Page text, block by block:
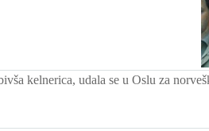
kelnerica, udala se u Oslu za